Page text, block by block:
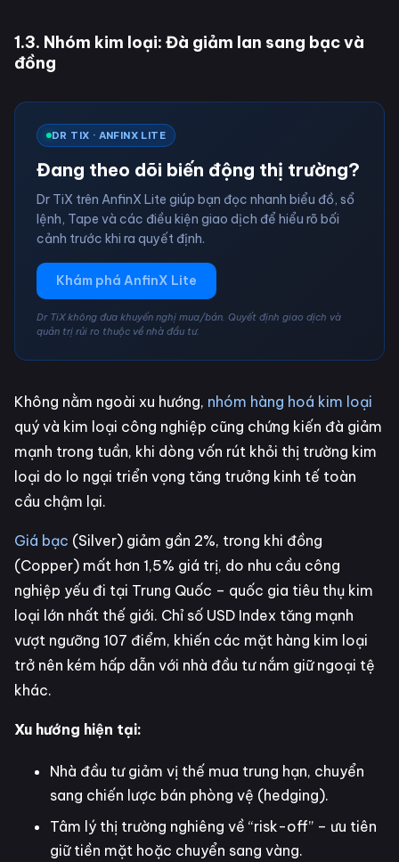
1.3. Nhóm kim loại: Đà giảm lan sang bạc và
đồng
DR TIX · ANFINX LITE
Đang theo dõi biến động thị trường?
Dr TiX trên AnfinX Lite giúp bạn đọc nhanh biểu đồ, sổ
lệnh, Tape và các điều kiện giao dịch để hiểu rõ bối
cảnh trước khi ra quyết định.
Khám phá AnfinX Lite
Dr TiX không đưa khuyến nghị mua/bán. Quyết định giao dịch và
quản trị rủi ro thuộc về nhà đầu tư.
Không nằm ngoài xu hướng, nhóm hàng hoá kim loại
quý và kim loại công nghiệp cũng chứng kiến đà giảm
mạnh trong tuần, khi dòng vốn rút khỏi thị trường kim
loại do lo ngại triển vọng tăng trưởng kinh tế toàn
cầu chậm lại.
Giá bạc (Silver) giảm gần 2%, trong khi đồng
(Copper) mất hơn 1,5% giá trị, do nhu cầu công
nghiệp yếu đi tại Trung Quốc – quốc gia tiêu thụ kim
loại lớn nhất thế giới. Chỉ số USD Index tăng mạnh
vượt ngưỡng 107 điểm, khiến các mặt hàng kim loại
trở nên kém hấp dẫn với nhà đầu tư nắm giữ ngoại tệ
khác.
Xu hướng hiện tại:
Nhà đầu tư giảm vị thế mua trung hạn, chuyển
sang chiến lược bán phòng vệ (hedging).
Tâm lý thị trường nghiêng về “risk-off” – ưu tiên
giữ tiền mặt hoặc chuyển sang vàng.